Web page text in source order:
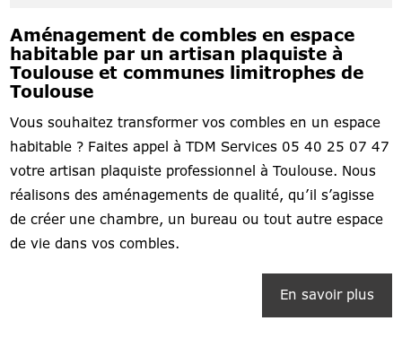
Aménagement de combles en espace
habitable par un artisan plaquiste à
Toulouse et communes limitrophes de
Toulouse
Vous souhaitez transformer vos combles en un espace
habitable ? Faites appel à TDM Services 05 40 25 07 47
votre artisan plaquiste professionnel à Toulouse. Nous
réalisons des aménagements de qualité, qu’il s’agisse
de créer une chambre, un bureau ou tout autre espace
de vie dans vos combles.
En savoir plus